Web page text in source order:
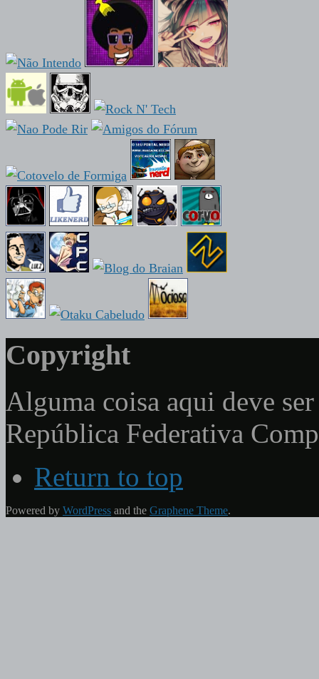
Copyright
Alguma coisa aqui deve
República Federativa
Return to top
Powered by WordPress and the Graphene Theme.